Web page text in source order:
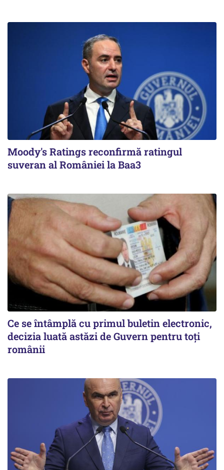
Moody's Ratings reconfirmă ratingul
suveran al României la Baa3
Ce se întâmplă cu primul buletin electronic,
decizia luată astăzi de Guvern pentru toți
românii